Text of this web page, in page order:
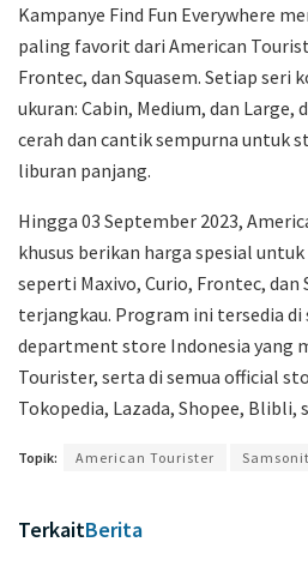
Kampanye Find Fun Everywhere
paling favorit dari American
Frontec, dan Squasem. Setiap seri
ukuran: Cabin, Medium, dan Large,
cerah dan cantik sempurna untuk
liburan panjang.
Hingga 03 September 2023,
khusus berikan harga spesial
seperti Maxivo, Curio, Frontec, dan
terjangkau. Program ini tersedia di
department store Indonesia yang
Tourister, serta di semua official
Tokopedia, Lazada, Shopee, Blibli,
Topik: American Tourister
TerkaitBerita